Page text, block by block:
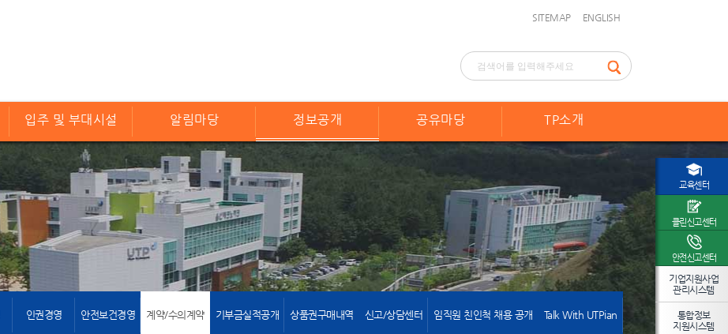
SITEMAP ENGLISH
입주 및 부대시설 알림마당 정보공개 공유마당 TP소개
인권경영 안전보건경영 계약/수의계약 기부금실적공개 상품권구매내역 신고/상담센터 임직원 친인척 채용 공개 Talk With UTPian
교육센터
클린신고센터
안전신고센터
기업지원사업
관리시스템
통합정보
지원시스템